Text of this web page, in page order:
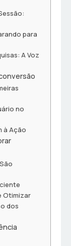
para
A Voz
no
à Ação
Otimizar
dos